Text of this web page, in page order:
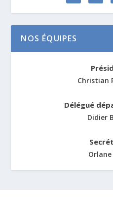
NOS ÉQUIPES
Christian
Délégué
Didier